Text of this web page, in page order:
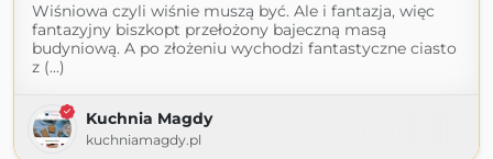
Wiśniowa czyli wiśnie muszą być. Ale i fantazja, więc
fantazyjny biszkopt przełożony bajeczną masą
budyniową. A po złożeniu wychodzi fantastyczne ciasto
z (...)
Kuchnia Magdy
kuchniamagdy.pl